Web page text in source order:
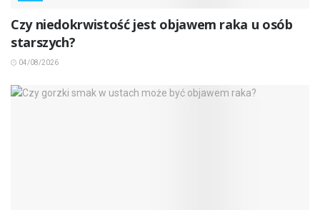
Czy niedokrwistość jest objawem raka u osób
starszych?
04/08/2026